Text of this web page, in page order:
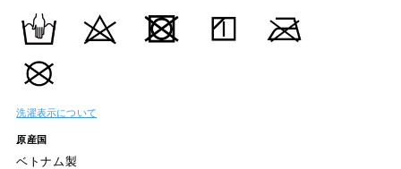
洗濯表示について
原産国
ベトナム製